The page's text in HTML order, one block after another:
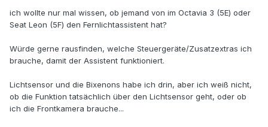
ich wollte nur mal wissen, ob jemand von im Octavia 3 (5E) oder
Seat Leon (5F) den Fernlichtassistent hat?
Würde gerne rausfinden, welche Steuergeräte/Zusatzextras ich
brauche, damit der Assistent funktioniert.
Lichtsensor und die Bixenons habe ich drin, aber ich weiß nicht,
ob die Funktion tatsächlich über den Lichtsensor geht, oder ob
ich die Frontkamera brauche...